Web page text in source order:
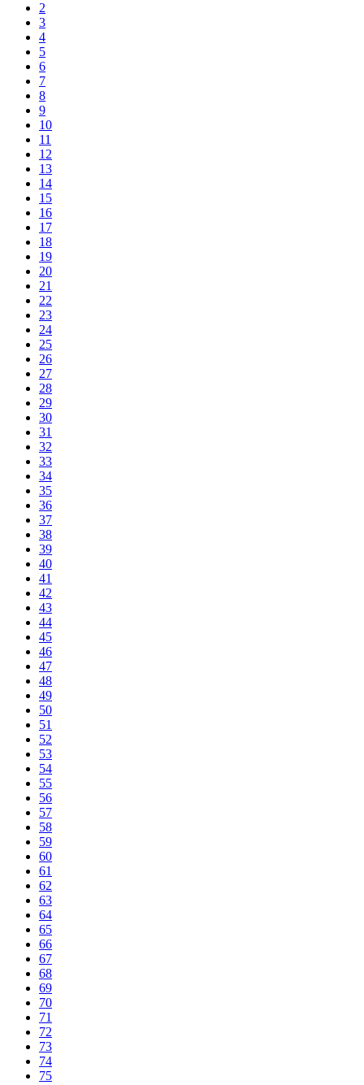
2
3
4
5
6
7
8
9
10
11
12
13
14
15
16
17
18
19
20
21
22
23
24
25
26
27
28
29
30
31
32
33
34
35
36
37
38
39
40
41
42
43
44
45
46
47
48
49
50
51
52
53
54
55
56
57
58
59
60
61
62
63
64
65
66
67
68
69
70
71
72
73
74
75